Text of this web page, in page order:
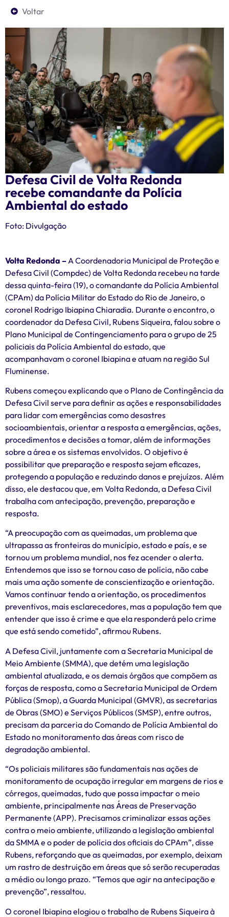
Voltar
Defesa Civil de Volta Redonda
recebe comandante da Polícia
Ambiental do estado
Foto: Divulgação
Volta Redonda – A Coordenadoria Municipal de Proteção e
Defesa Civil (Compdec) de Volta Redonda recebeu na tarde
dessa quinta-feira (19), o comandante da Polícia Ambiental
(CPAm) da Polícia Militar do Estado do Rio de Janeiro, o
coronel Rodrigo Ibiapina Chiaradia. Durante o encontro, o
coordenador da Defesa Civil, Rubens Siqueira, falou sobre o
Plano Municipal de Contingenciamento para o grupo de 25
policiais da Polícia Ambiental do estado, que
acompanhavam o coronel Ibiapina e atuam na região Sul
Fluminense.
Rubens começou explicando que o Plano de Contingência da
Defesa Civil serve para definir as ações e responsabilidades
para lidar com emergências como desastres
socioambientais, orientar a resposta a emergências, ações,
procedimentos e decisões a tomar, além de informações
sobre a área e os sistemas envolvidos. O objetivo é
possibilitar que preparação e resposta sejam eficazes,
protegendo a população e reduzindo danos e prejuízos. Além
disso, ele destacou que, em Volta Redonda, a Defesa Civil
trabalha com antecipação, prevenção, preparação e
resposta.
“A preocupação com as queimadas, um problema que
ultrapassa as fronteiras do município, estado e país, e se
tornou um problema mundial, nos fez acender o alerta.
Entendemos que isso se tornou caso de polícia, não cabe
mais uma ação somente de conscientização e orientação.
Vamos continuar tendo a orientação, os procedimentos
preventivos, mais esclarecedores, mas a população tem que
entender que isso é crime e que ela responderá pelo crime
que está sendo cometido”, afirmou Rubens.
A Defesa Civil, juntamente com a Secretaria Municipal de
Meio Ambiente (SMMA), que detém uma legislação
ambiental atualizada, e os demais órgãos que compõem as
forças de resposta, como a Secretaria Municipal de Ordem
Pública (Smop), a Guarda Municipal (GMVR), as secretarias
de Obras (SMO) e Serviços Públicos (SMSP), entre outros,
precisam da parceria do Comando de Polícia Ambiental do
Estado no monitoramento das áreas com risco de
degradação ambiental.
“Os policiais militares são fundamentais nas ações de
monitoramento de ocupação irregular em margens de rios e
córregos, queimadas, tudo que possa impactar o meio
ambiente, principalmente nas Áreas de Preservação
Permanente (APP). Precisamos criminalizar essas ações
contra o meio ambiente, utilizando a legislação ambiental
da SMMA e o poder de polícia dos oficiais do CPAm”, disse
Rubens, reforçando que as queimadas, por exemplo, deixam
um rastro de destruição em áreas que só serão recuperadas
a médio ou longo prazo. “Temos que agir na antecipação e
prevenção”, ressaltou.
O coronel Ibiapina elogiou o trabalho de Rubens Siqueira à